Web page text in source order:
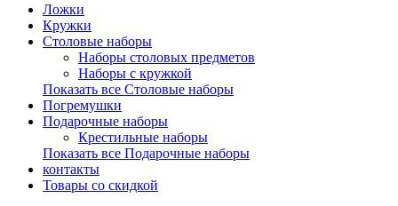
Ложки
Кружки
Столовые наборы
Наборы столовых предметов
Наборы с кружкой
Показать все Столовые наборы
Погремушки
Подарочные наборы
Крестильные наборы
Показать все Подарочные наборы
контакты
Товары со скидкой